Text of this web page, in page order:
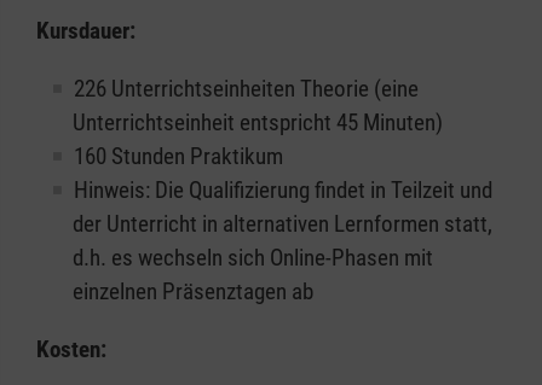
Kursdauer:
226 Unterrichtseinheiten Theorie (eine
Unterrichtseinheit entspricht 45 Minuten)
160 Stunden Praktikum
Hinweis: Die Qualifizierung findet in Teilzeit und
der Unterricht in alternativen Lernformen statt,
d.h. es wechseln sich Online-Phasen mit
einzelnen Präsenztagen ab
Kosten: